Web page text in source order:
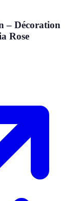
– Décoration
Rose